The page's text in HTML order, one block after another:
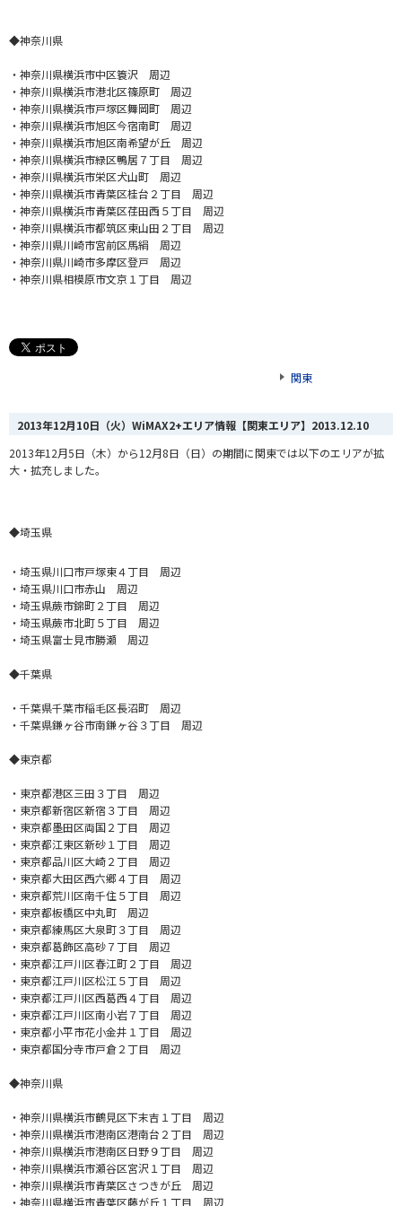
◆神奈川県
・神奈川県横浜市中区簑沢 周辺
・神奈川県横浜市港北区篠原町 周辺
・神奈川県横浜市戸塚区舞岡町 周辺
・神奈川県横浜市旭区今宿南町 周辺
・神奈川県横浜市旭区南希望が丘 周辺
・神奈川県横浜市緑区鴨居７丁目 周辺
・神奈川県横浜市栄区犬山町 周辺
・神奈川県横浜市青葉区桂台２丁目 周辺
・神奈川県横浜市青葉区荏田西５丁目 周辺
・神奈川県横浜市都筑区東山田２丁目 周辺
・ 神奈川県川崎市宮前区馬絹 周辺
・ 神奈川県川崎市多摩区登戸 周辺
・ 神奈川県相模原市文京１丁目 周辺
関東
2013年12月10日（火）WiMAX2+エリア情報【関東エリア】 2013.12.10
2013年12月5日（木）から12月8日（日）の期間に関東では以下のエリアが拡
大・拡充しました。
◆埼玉県
・埼玉県川口市戸塚東４丁目 周辺
・埼玉県川口市赤山 周辺
・埼玉県蕨市錦町２丁目 周辺
・埼玉県蕨市北町５丁目 周辺
・埼玉県富士見市勝瀬 周辺
◆千葉県
・千葉県千葉市稲毛区長沼町 周辺
・千葉県鎌ヶ谷市南鎌ヶ谷３丁目 周辺
◆東京都
・東京都港区三田３丁目 周辺
・東京都新宿区新宿３丁目 周辺
・東京都墨田区両国２丁目 周辺
・東京都江東区新砂１丁目 周辺
・東京都品川区大崎２丁目 周辺
・東京都大田区西六郷４丁目 周辺
・東京都荒川区南千住５丁目 周辺
・東京都板橋区中丸町 周辺
・東京都練馬区大泉町３丁目 周辺
・東京都葛飾区高砂７丁目 周辺
・東京都江戸川区春江町２丁目 周辺
・東京都江戸川区松江５丁目 周辺
・東京都江戸川区西葛西４丁目 周辺
・東京都江戸川区南小岩７丁目 周辺
・東京都小平市花小金井１丁目 周辺
・東京都国分寺市戸倉２丁目 周辺
◆神奈川県
・神奈川県横浜市鶴見区下末吉１丁目 周辺
・神奈川県横浜市港南区港南台２丁目 周辺
・神奈川県横浜市港南区日野９丁目 周辺
・神奈川県横浜市瀬谷区宮沢１丁目 周辺
・神奈川県横浜市青葉区さつきが丘 周辺
・神奈川県横浜市青葉区藤が丘１丁目 周辺